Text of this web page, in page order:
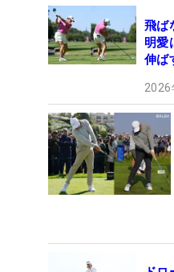
飛ば
明愛
伸ば
2026